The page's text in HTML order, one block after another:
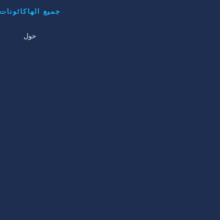
جميع الهاكاثونات
حول